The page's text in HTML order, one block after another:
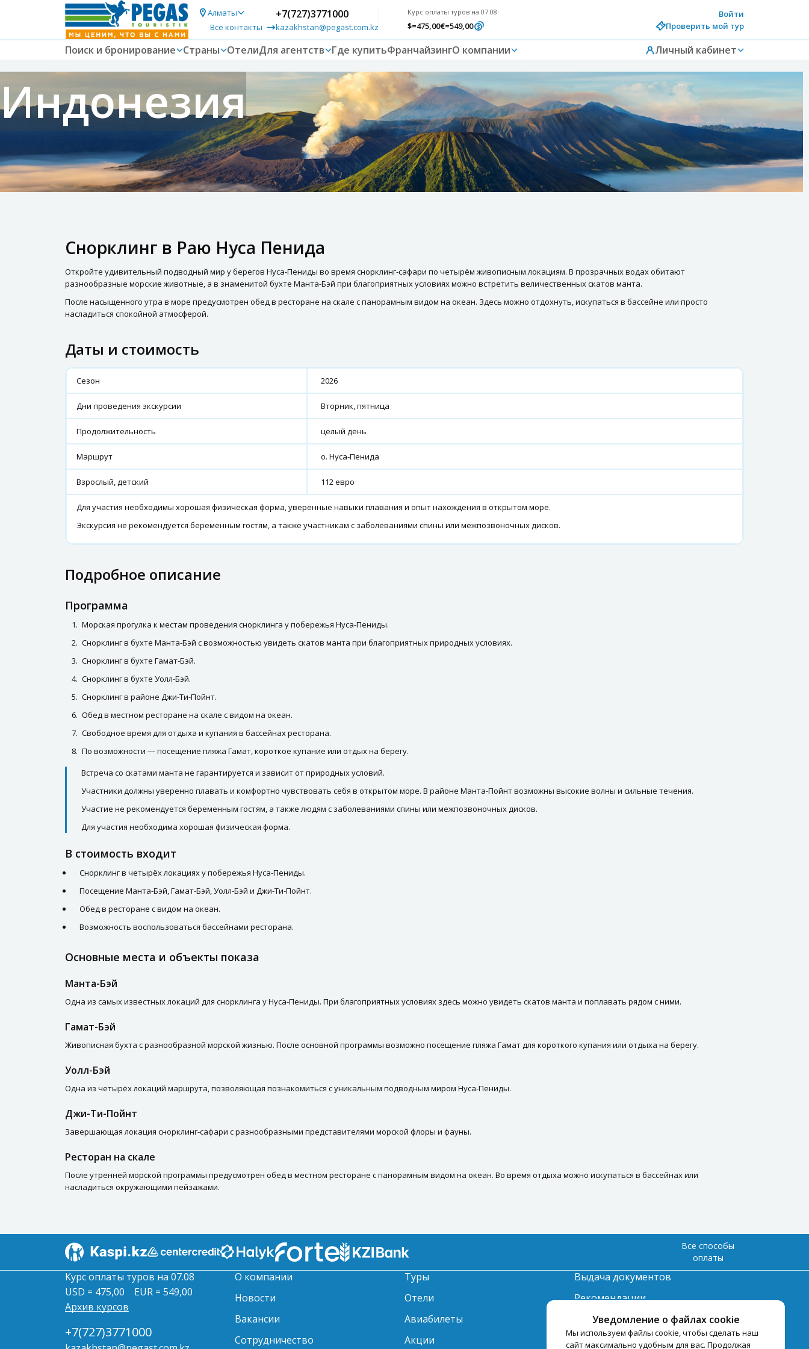
Алматы
Все контакты
+7(727)3771000
kazakhstan@pegast.com.kz
Курс оплаты туров на 07.08:
$=475,00€=549,00
Войти
Проверить мой тур
Поиск и бронирование Страны ОтелиДля агентств Где купитьФранчайзингО компании Личный кабинет
Индонезия
Снорклинг в Раю Нуса Пенида
Откройте удивительный подводный мир у берегов Нуса-Пениды во время снорклинг-сафари по четырём живописным локациям. В прозрачных водах обитают
разнообразные морские животные, а в знаменитой бухте Манта-Бэй при благоприятных условиях можно встретить величественных скатов манта.
После насыщенного утра в море предусмотрен обед в ресторане на скале с панорамным видом на океан. Здесь можно отдохнуть, искупаться в бассейне или просто
насладиться спокойной атмосферой.
Даты и стоимость
Сезон 2026
Дни проведения экскурсии Вторник, пятница
Продолжительность целый день
Маршрут о. Нуса-Пенида
Взрослый, детский 112 евро
Для участия необходимы хорошая физическая форма, уверенные навыки плавания и опыт нахождения в открытом море.
Экскурсия не рекомендуется беременным гостям, а также участникам с заболеваниями спины или межпозвоночных дисков.
Подробное описание
Программа
Морская прогулка к местам проведения снорклинга у побережья Нуса-Пениды.
Снорклинг в бухте Манта-Бэй с возможностью увидеть скатов манта при благоприятных природных условиях.
Снорклинг в бухте Гамат-Бэй.
Снорклинг в бухте Уолл-Бэй.
Снорклинг в районе Джи-Ти-Пойнт.
Обед в местном ресторане на скале с видом на океан.
Свободное время для отдыха и купания в бассейнах ресторана.
По возможности — посещение пляжа Гамат, короткое купание или отдых на берегу.
Встреча со скатами манта не гарантируется и зависит от природных условий.
Участники должны уверенно плавать и комфортно чувствовать себя в открытом море. В районе Манта-Пойнт возможны высокие волны и сильные течения.
Участие не рекомендуется беременным гостям, а также людям с заболеваниями спины или межпозвоночных дисков.
Для участия необходима хорошая физическая форма.
В стоимость входит
Снорклинг в четырёх локациях у побережья Нуса-Пениды.
Посещение Манта-Бэй, Гамат-Бэй, Уолл-Бэй и Джи-Ти-Пойнт.
Обед в ресторане с видом на океан.
Возможность воспользоваться бассейнами ресторана.
Основные места и объекты показа
Манта-Бэй
Одна из самых известных локаций для снорклинга у Нуса-Пениды. При благоприятных условиях здесь можно увидеть скатов манта и поплавать рядом с ними.
Гамат-Бэй
Живописная бухта с разнообразной морской жизнью. После основной программы возможно посещение пляжа Гамат для короткого купания или отдыха на берегу.
Уолл-Бэй
Одна из четырёх локаций маршрута, позволяющая познакомиться с уникальным подводным миром Нуса-Пениды.
Джи-Ти-Пойнт
Завершающая локация снорклинг-сафари с разнообразными представителями морской флоры и фауны.
Ресторан на скале
После утренней морской программы предусмотрен обед в местном ресторане с панорамным видом на океан. Во время отдыха можно искупаться в бассейнах или
насладиться окружающими пейзажами.
Уведомление о файлах cookie
Мы используем файлы cookie, чтобы сделать наш
сайт максимально удобным для вас. Продолжая
Все способы
оплаты
Курс оплаты туров на 07.08
USD = 475,00
EUR = 549,00
Архив курсов
+7(727)3771000
О компании
Новости
Вакансии
Сотрудничество
Туры
Отели
Авиабилеты
Акции
Выдача документов
Рекомендации
Вопрос-ответ
Счет и оплата